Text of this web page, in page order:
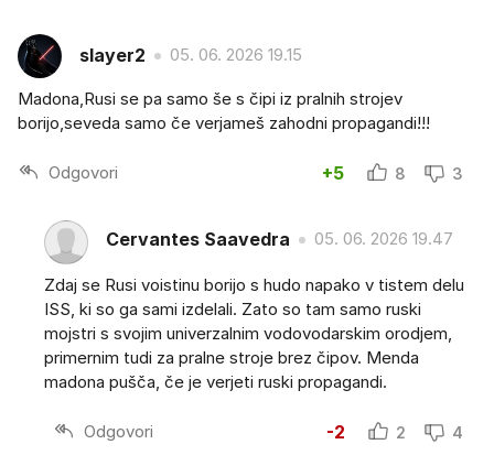
slayer2 05. 06. 2026 19.15
Madona,Rusi se pa samo še s čipi iz pralnih strojev
borijo,seveda samo če verjameš zahodni propagandi!!!
Odgovori +5 8 3
Cervantes Saavedra 05. 06. 2026 19.47
Zdaj se Rusi voistinu borijo s hudo napako v tistem delu
ISS, ki so ga sami izdelali. Zato so tam samo ruski
mojstri s svojim univerzalnim vodovodarskim orodjem,
primernim tudi za pralne stroje brez čipov. Menda
madona pušča, če je verjeti ruski propagandi.
Odgovori -2 2 4